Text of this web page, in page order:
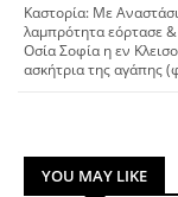
Καστορία: Με
λαμπρότητα εόρτασε &
Οσία Σοφία η εν
ασκήτρια της αγάπης
YOU MAY LIKE